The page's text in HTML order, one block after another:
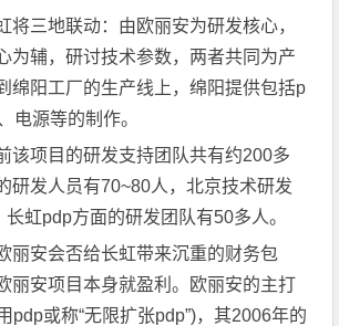
将三地联动：由欧丽安为研发核心，
为辅，研讨技术参数，两者共同为产
绵阳工厂的生产线上，绵阳提供包括p
电源等的制作。
该项目的研发支持团队共有约200多
研发人员有70~80人，北京技术研发
虹pdp方面的研发团队有50多人。
丽安会否给长虹带来沉重的财务包
丽安项目本身就盈利。欧丽安的主打
pdp或称“无限扩张pdp”)，其2006年的